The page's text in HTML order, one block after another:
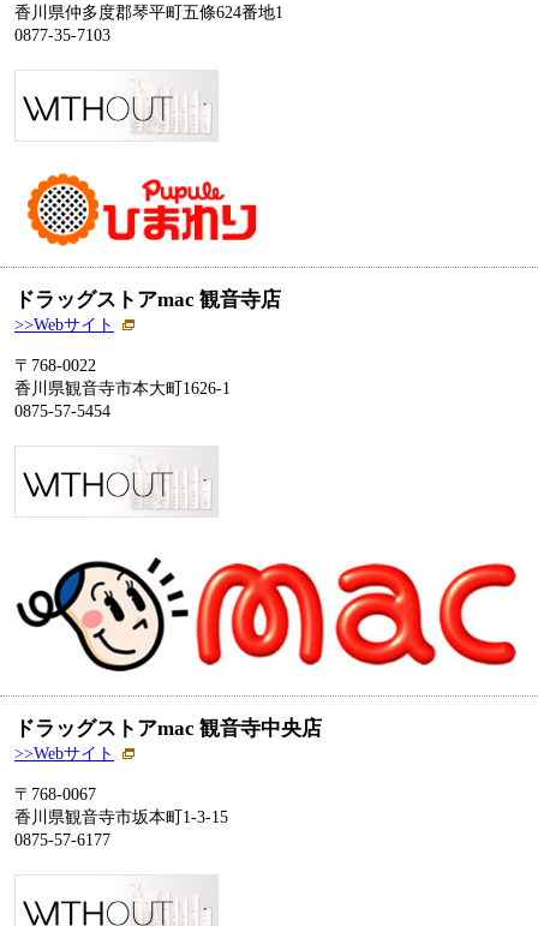
香川県仲多度郡琴平町五條624番地1
0877-35-7103
ドラッグストアmac 観音寺店
>>Webサイト
〒768-0022
香川県観音寺市本大町1626‐1
0875-57-5454
ドラッグストアmac 観音寺中央店
>>Webサイト
〒768-0067
香川県観音寺市坂本町1‐3‐15
0875-57-6177